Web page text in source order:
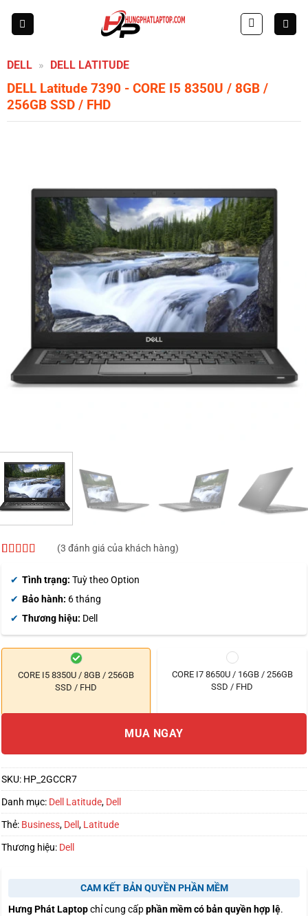
DELL » DELL LATITUDE
DELL Latitude 7390 - CORE I5 8350U / 8GB /
256GB SSD / FHD
trên đánh
(3 đánh giá của khách hàng)
Tình trạng: Tuỳ theo Option
Bảo hành: 6 tháng
Thương hiệu: Dell
CORE I5 8350U / 8GB / 256GB
SSD / FHD
CORE I7 8650U / 16GB / 256GB
SSD / FHD
MUA NGAY
SKU: HP_2GCCR7
Danh mục: Dell Latitude, Dell
Thẻ: Business, Dell , Latitude
Thương hiệu: Dell
CAM KẾT BẢN QUYỀN PHẦN MỀM
Hưng Phát Laptopchỉ cung cấpphần mềm có bản quyền hợp lệ.